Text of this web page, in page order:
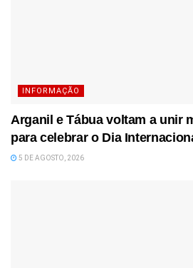
INFORMAÇÃO
Arganil e Tábua voltam a unir
para celebrar o Dia
5 DE AGOSTO, 2026